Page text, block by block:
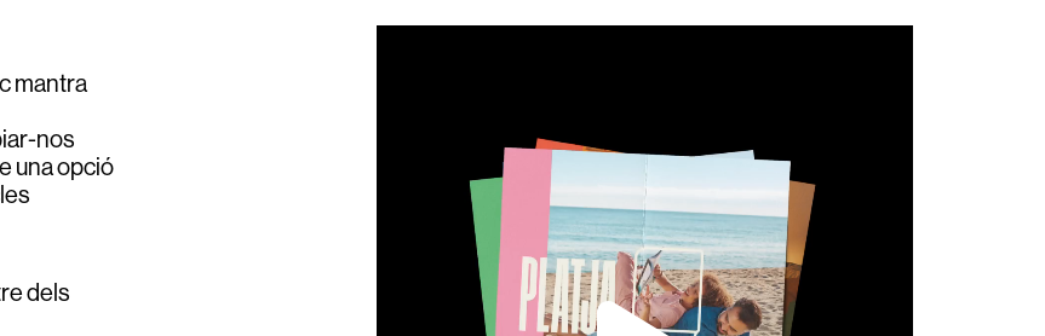
mantra
nos
una opció
dels